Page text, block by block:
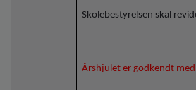
Skolebestyrelsen skal
Årshjulet er godkendt